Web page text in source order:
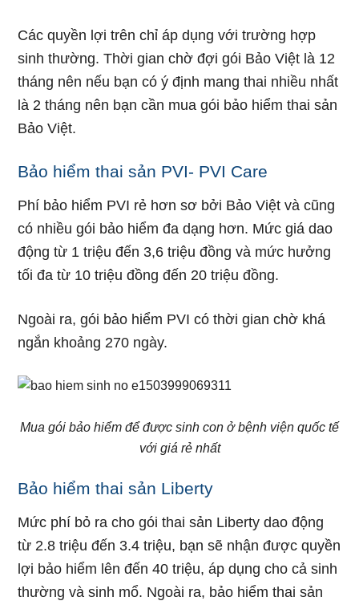
Các quyền lợi trên chỉ áp dụng với trường hợp
sinh thường. Thời gian chờ đợi gói Bảo Việt là 12
tháng nên nếu bạn có ý định mang thai nhiều nhất
là 2 tháng nên bạn cần mua gói bảo hiểm thai sản
Bảo Việt.
Bảo hiểm thai sản PVI- PVI Care
Phí bảo hiểm PVI rẻ hơn sơ bởi Bảo Việt và cũng
có nhiều gói bảo hiểm đa dạng hơn. Mức giá dao
động từ 1 triệu đến 3,6 triệu đồng và mức hưởng
tối đa từ 10 triệu đồng đến 20 triệu đồng.
Ngoài ra, gói bảo hiểm PVI có thời gian chờ khá
ngắn khoảng 270 ngày.
Mua gói bảo hiểm để được sinh con ở bệnh viện quốc tế
với giá rẻ nhất
Bảo hiểm thai sản Liberty
Mức phí bỏ ra cho gói thai sản Liberty dao động
từ 2.8 triệu đến 3.4 triệu, bạn sẽ nhận được quyền
lợi bảo hiểm lên đến 40 triệu, áp dụng cho cả sinh
thường và sinh mổ. Ngoài ra, bảo hiểm thai sản